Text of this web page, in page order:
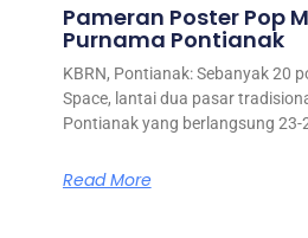
Pameran Poster Pop
Purnama Pontianak
KBRN, Pontianak: Sebanyak 20
Space, lantai dua pasar
Pontianak yang berlangsung 23-
Read More